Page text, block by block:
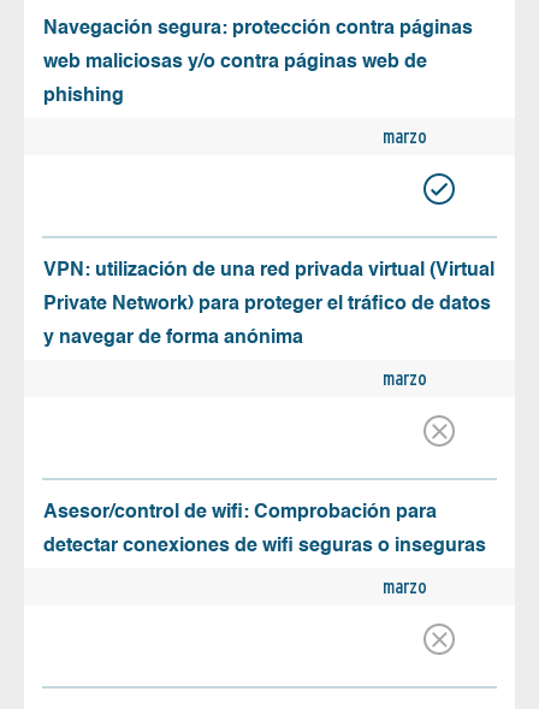
Navegación segura: protección contra páginas
web maliciosas y/o contra páginas web de
phishing
marzo
VPN: utilización de una red privada virtual (Virtual
Private Network) para proteger el tráfico de datos
y navegar de forma anónima
marzo
Asesor/control de wifi: Comprobación para
detectar conexiones de wifi seguras o inseguras
marzo